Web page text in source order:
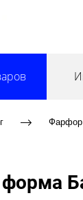
Фарфор